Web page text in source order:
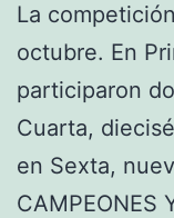
La
octubre. En
participaron
Cuarta,
en Sexta,
CAMPEONES